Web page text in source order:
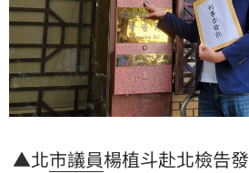
▲北市議員楊植斗赴北檢告發